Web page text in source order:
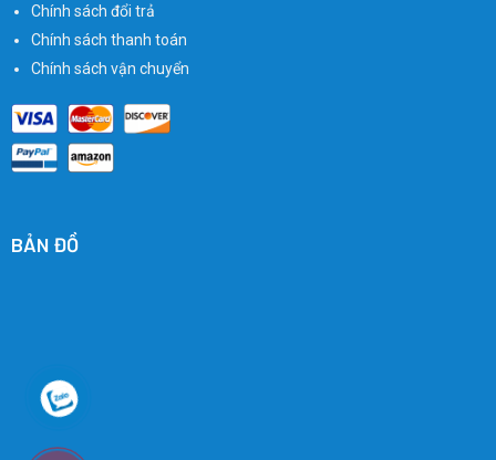
Chính sách đổi trả
Chính sách thanh toán
Chính sách vận chuyển
BẢN ĐỒ